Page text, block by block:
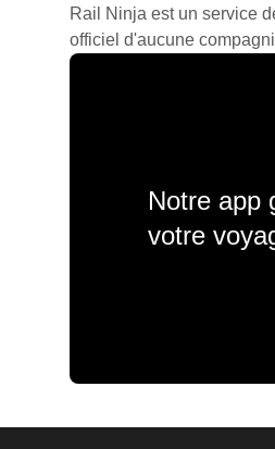
Rail Ninja est un service
officiel d'aucune
Notre app
votre